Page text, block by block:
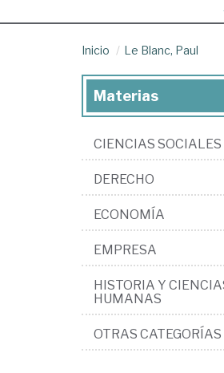
Inicio Le Blanc, Paul
Materias
CIENCIAS SOCIALES
DERECHO
ECONOMÍA
EMPRESA
HISTORIA Y
HUMANAS
OTRAS CATEGORÍAS